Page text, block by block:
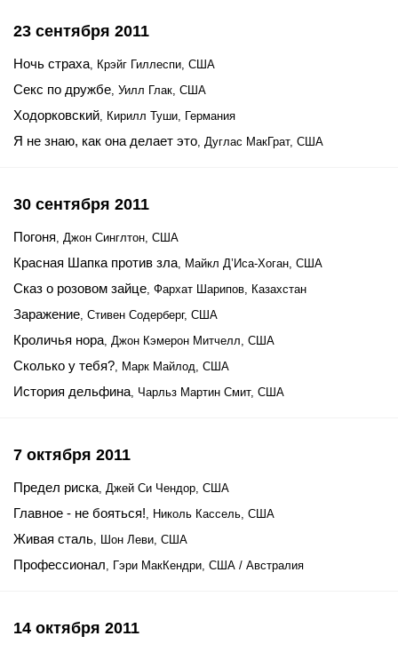
23 сентября 2011
Ночь страха, Крэйг Гиллеспи, США
Секс по дружбе, Уилл Глак, США
Ходорковский, Кирилл Туши, Германия
Я не знаю, как она делает это, Дуглас МакГрат, США
30 сентября 2011
Погоня, Джон Синглтон, США
Красная Шапка против зла, Майкл Д’Иса-Хоган, США
Сказ о розовом зайце, Фархат Шарипов, Казахстан
Заражение, Стивен Содерберг, США
Кроличья нора, Джон Кэмерон Митчелл, США
Сколько у тебя?, Марк Майлод, США
История дельфина, Чарльз Мартин Смит, США
7 октября 2011
Предел риска, Джей Си Чендор, США
Главное - не бояться!, Николь Кассель, США
Живая сталь, Шон Леви, США
Профессионал, Гэри МакКендри, США / Австралия
14 октября 2011